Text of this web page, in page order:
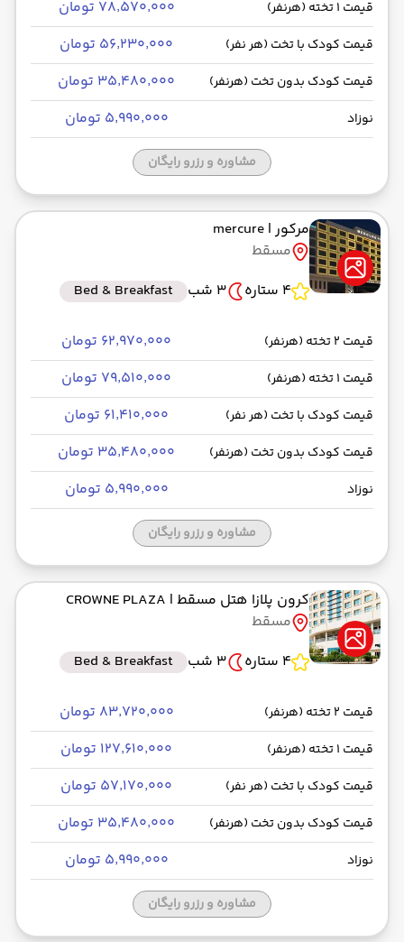
قیمت 1 تخته (هرنفر) ۷۸٬۵۷۰٬۰۰۰ تومان
قیمت کودک با تخت (هر نفر) ۵۶٬۲۳۰٬۰۰۰ تومان
قیمت کودک بدون تخت (هرنفر) ۳۵٬۴۸۰٬۰۰۰ تومان
نوزاد ۵٬۹۹۰٬۰۰۰ تومان
مشاوره و رزرو رایگان
مرکور| mercure
مسقط
4 ستاره
3 شب Bed & Breakfast
قیمت 2 تخته (هرنفر) ۶۲٬۹۷۰٬۰۰۰ تومان
قیمت 1 تخته (هرنفر) ۷۹٬۵۱۰٬۰۰۰ تومان
قیمت کودک با تخت (هر نفر) ۶۱٬۴۱۰٬۰۰۰ تومان
قیمت کودک بدون تخت (هرنفر) ۳۵٬۴۸۰٬۰۰۰ تومان
نوزاد ۵٬۹۹۰٬۰۰۰ تومان
مشاوره و رزرو رایگان
کرون پلازا هتل مسقط | CROWNE PLAZA
مسقط
4 ستاره
3 شب Bed & Breakfast
قیمت 2 تخته (هرنفر) ۸۳٬۷۲۰٬۰۰۰ تومان
قیمت 1 تخته (هرنفر) ۱۲۷٬۶۱۰٬۰۰۰ تومان
قیمت کودک با تخت (هر نفر) ۵۷٬۱۷۰٬۰۰۰ تومان
قیمت کودک بدون تخت (هرنفر) ۳۵٬۴۸۰٬۰۰۰ تومان
نوزاد ۵٬۹۹۰٬۰۰۰ تومان
مشاوره و رزرو رایگان